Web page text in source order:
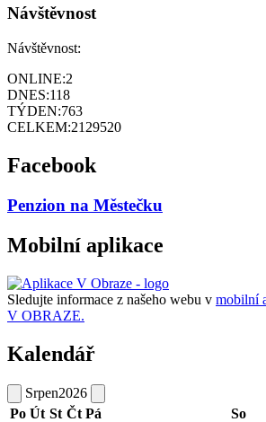
Návštěvnost
Návštěvnost:
ONLINE:2
DNES:118
TÝDEN:763
CELKEM:2129520
Facebook
Penzion na Městečku
Mobilní aplikace
Sledujte informace z našeho webu v mobilní
V OBRAZE.
Kalendář
Srpen2026
Po Út St Čt Pá So